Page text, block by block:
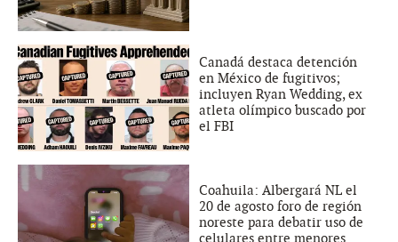
Canadá destaca detención
en México de fugitivos;
incluyen Ryan Wedding, ex
atleta olímpico buscado por
el FBI
Coahuila: Albergará NL el
20 de agosto foro de región
noreste para debatir uso de
celulares entre menores